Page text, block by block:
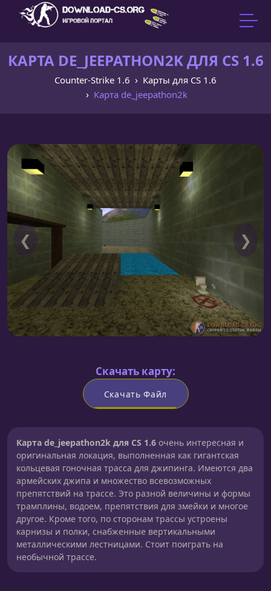
КАРТА DE_JEEPATHON2K ДЛЯ CS 1.6
Counter-Strike 1.6
Карты для CS 1.6
Карта de_jeepathon2k
❮ ❯
Скачать карту:
Скачать Файл
Карта de_jeepathon2k для CS 1.6 очень интересная и
оригинальная локация, выполненная как гигантская
кольцевая гоночная трасса для джипинга. Имеются два
армейских джипа и множество всевозможных
препятствий на трассе. Это разной величины и формы
трамплины, водоем, препятствия для змейки и многое
другое. Кроме того, по сторонам трассы устроены
карнизы и полки, снабженные вертикальными
металлическими лестницами. Стоит поиграть на
необычной трассе.